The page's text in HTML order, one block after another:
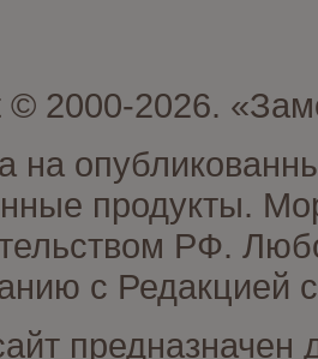
© 2000-2026.
на
продукты.
РФ.
с Редакцией
предназначен